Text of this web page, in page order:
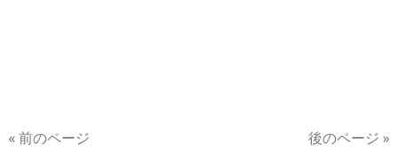
« 前のページ 後のページ »